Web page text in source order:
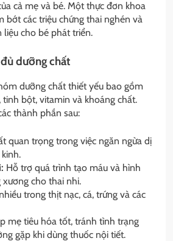
cả mẹ và bé. Một thực đơn khoa
bớt các triệu chứng thai nghén và
liệu cho bé phát triển.
dưỡng chất
dưỡng chất thiết yếu bao gồm
bột, vitamin và khoáng chất.
thành phần sau:
quan trọng trong việc ngăn ngừa dị
Hỗ trợ quá trình tạo máu và hình
cho thai nhi.
trong thịt nạc, cá, trứng và các
mẹ tiêu hóa tốt, tránh tình trạng
gặp khi dùng thuốc nội tiết.